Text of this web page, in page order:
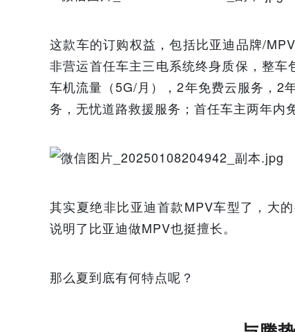
这款车的订购权益，包括比亚迪品牌/
非营运首任车主三电系统终身质保，整
车机流量（5G/月），2年免费云服务，2
务，无忧道路救援服务；首任车主两年内
其实夏绝非比亚迪首款MPV车型了，大
说明了比亚迪做MPV也挺擅长。
那么夏到底有何特点呢？